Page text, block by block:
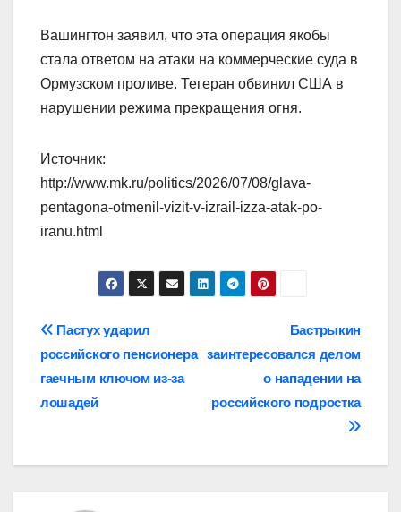
Вашингтон заявил, что эта операция якобы
стала ответом на атаки на коммерческие суда в
Ормузском проливе. Тегеран обвинил США в
нарушении режима прекращения огня.
Источник:
http://www.mk.ru/politics/2026/07/08/glava-
pentagona-otmenil-vizit-v-izrail-izza-atak-po-
iranu.html
Навигация
по
записям
Бастрыкин
заинтересовался делом
о нападении на
российского подростка
Пастух ударил
российского пенсионера
гаечным ключом из-за
лошадей